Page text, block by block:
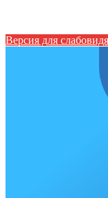
Версия для